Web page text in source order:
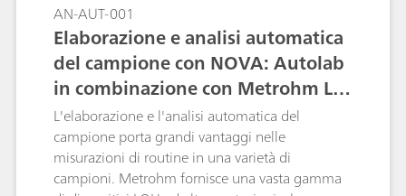
AN-AUT-001
Elaborazione e analisi automatica
del campione con NOVA: Autolab
in combinazione con Metrohm Liq
uid Handling
L'elaborazione e l'analisi automatica del
campione porta grandi vantaggi nelle
misurazioni di routine in una varietà di
campioni. Metrohm fornisce una vasta gamma